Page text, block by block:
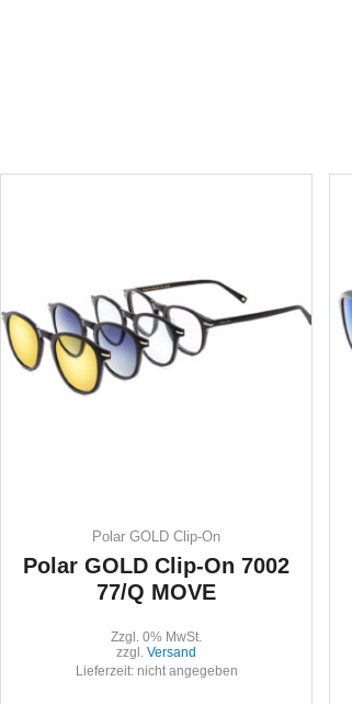
Polar GOLD Clip-On
Polar GOLD Clip-On 7002
77/Q MOVE
Zzgl. 0% MwSt.
zzgl. Versand
Lieferzeit: nicht angegeben